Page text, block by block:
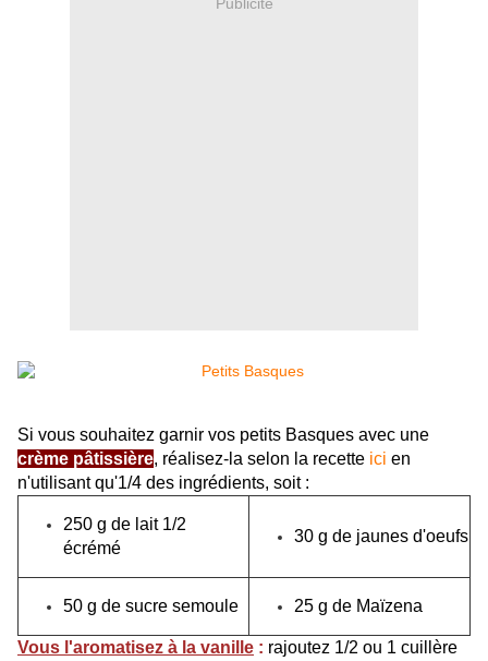
Si vous souhaitez garnir vos petits Basques avec une
crème pâtissière, réalisez-la selon la recette ici en
n'utilisant qu'1/4 des ingrédients, soit :
250 g de lait 1/2
écrémé
30 g de jaunes d'oeufs
50 g de sucre semoule 25 g de Maïzena
Vous l'aromatisez à la vanille : rajoutez 1/2 ou 1 cuillère